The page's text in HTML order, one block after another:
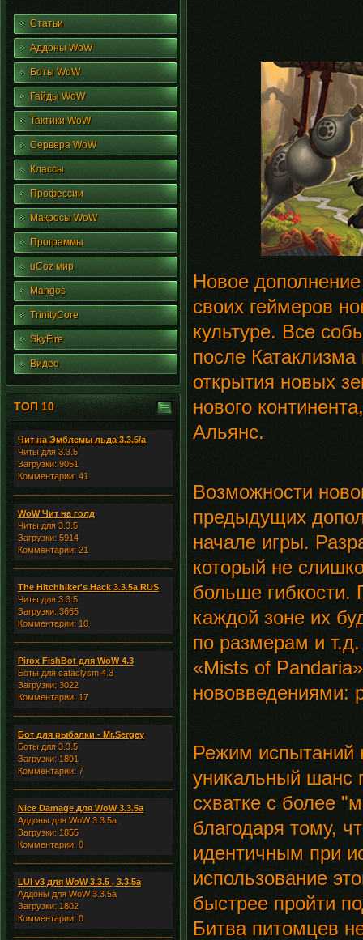
Статьи
Аддоны WoW
Боты WoW
Гайды WoW
Тактики WoW
Сервера WoW
Классы
Профессии
Макросы WoW
Программы
uCoz мир
Mangos
TrinityCore
SkyFire
Видео
ТОП 10
Чит на Эмблемы льда 3.3.5/а
Читы для 3.3.5
Загрузки: 9051
Комментарии: 41
WoW Чит на голд
Читы для 3.3.5
Загрузки: 5914
Комментарии: 21
The Hitchhiker's Hack 3.3.5a RUS
Читы для 3.3.5
Загрузки: 3665
Комментарии: 10
Pirox FishBot для WoW 4.3
Боты для cataclysm 4.3
Загрузки: 3022
Комментарии: 17
Бот для рыбалки - Mr.Sergey
Боты для 3.3.5
Загрузки: 1891
Комментарии: 7
Nice Damage для WoW 3.3.5a
Аддоны для WoW 3.3.5a
Загрузки: 1855
Комментарии: 0
LUI v3 для WoW 3.3.5 , 3.3.5a
Аддоны для WoW 3.3.5a
Загрузки: 1802
Комментарии: 0
Новое
своих геймеров
культуре. Все
после
открытия новых
нового
Альянс.
Возможности
предыдущих
начале игры.
который не
больше гибкости.
каждой зоне их
по размерам и т.д.
«Mists of
нововведениями:
Режим испытаний
уникальный шанс
схватке с более
благодаря тому,
идентичным при
использование
быстрее пройти
Битва питомцев